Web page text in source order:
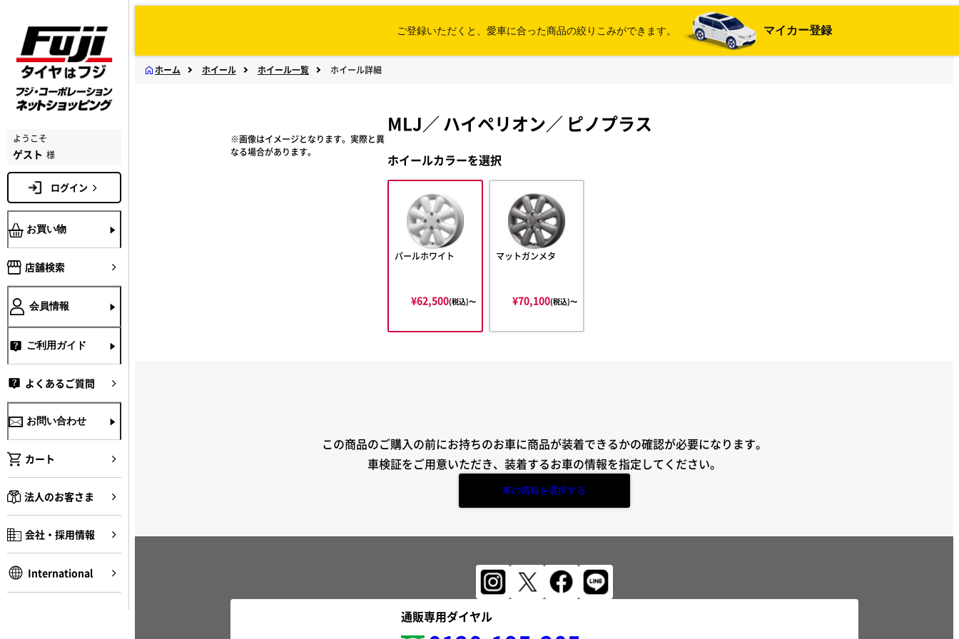
ようこそ
ゲスト 様
ログイン
お買い物
店舗検索
会員情報
ご利用ガイド
よくあるご質問
お問い合わせ
カート
法人のお客さま
会社・採用情報
International
ご登録いただくと、愛車に合った商品の絞りこみができます。 マイカー登録
ホーム ホイール ホイール一覧 ホイール詳細
※画像はイメージとなります。実際と異
なる場合があります。
MLJ／ハイペリオン／ ピノプラス
ホイールカラーを選択
パールホワイト
¥62,500(税込)〜
マットガンメタ
¥70,100(税込)〜
この商品のご購入の前にお持ちのお車に商品が装着できるかの確認が必要になります。
車検証をご用意いただき、装着するお車の情報を指定してください。
車の情報を選択する
通販専用ダイヤル